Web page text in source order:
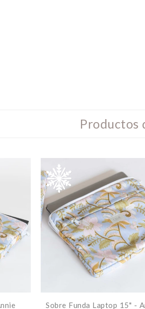
Productos
Sobre Funda Laptop 15" -